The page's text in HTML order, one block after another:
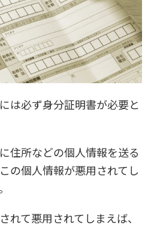
は必ず身分証明書が必要と
住所などの個人情報を送る
の個人情報が悪用されてし
れて悪用されてしまえば、